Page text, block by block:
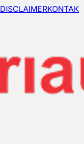
DISCLAIMERKONTAK